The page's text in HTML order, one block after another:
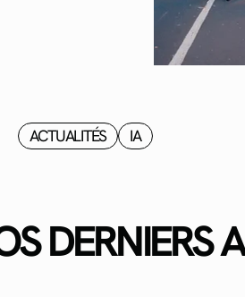
ACTUALITÉS IA
DERNIERS